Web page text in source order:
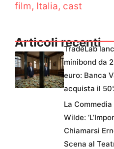
film, Italia, cast
Articoli recenti
TradeLab
minibond da
euro: Banca
acquista il
La
Wilde:
Chiamarsi
Scena al